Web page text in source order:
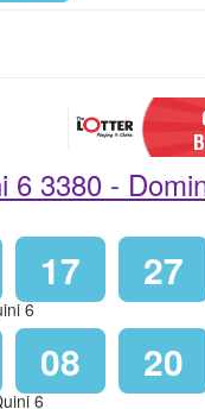
6 3380 -
17 27
6
08 20
6